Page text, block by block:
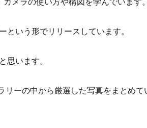
という形でリリースしています。
思います。
リーの中から厳選した写真をまとめて